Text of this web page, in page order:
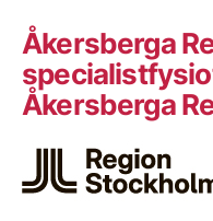
Åkersberga
Åkersberga